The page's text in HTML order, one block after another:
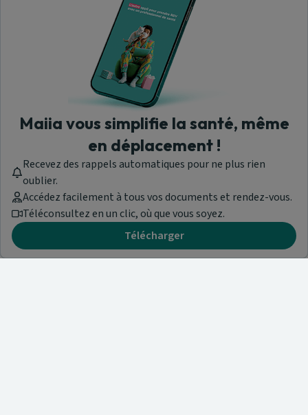
Maiia vous simplifie la santé, même
en déplacement !
Recevez des rappels automatiques pour ne plus rien
oublier.
Accédez facilement à tous vos documents et rendez-vous.
Téléconsultez en un clic, où que vous soyez.
Télécharger